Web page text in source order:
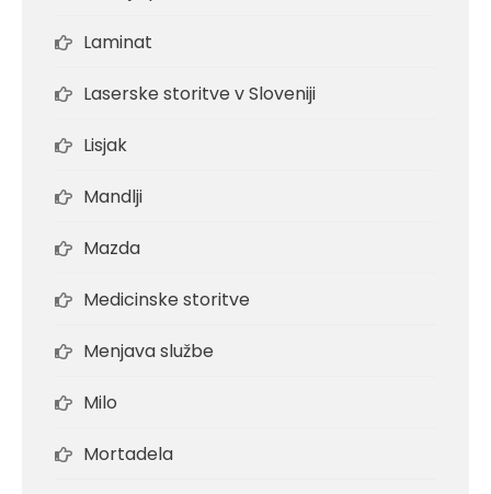
Laminat
Laserske storitve v Sloveniji
Lisjak
Mandlji
Mazda
Medicinske storitve
Menjava službe
Milo
Mortadela